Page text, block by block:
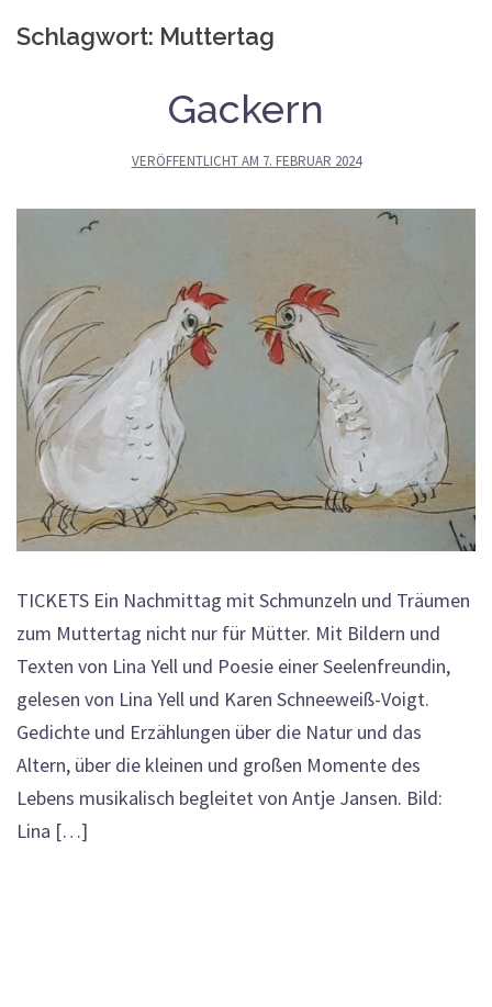
Schlagwort: Muttertag
Gackern
VERÖFFENTLICHT AM 7. FEBRUAR 2024
TICKETS Ein Nachmittag mit Schmunzeln und Träumen
zum Muttertag nicht nur für Mütter. Mit Bildern und
Texten von Lina Yell und Poesie einer Seelenfreundin,
gelesen von Lina Yell und Karen Schneeweiß-Voigt.
Gedichte und Erzählungen über die Natur und das
Altern, über die kleinen und großen Momente des
Lebens musikalisch begleitet von Antje Jansen. Bild:
Lina […]